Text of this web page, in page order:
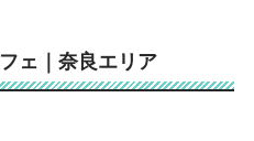
ェ｜奈良エリア